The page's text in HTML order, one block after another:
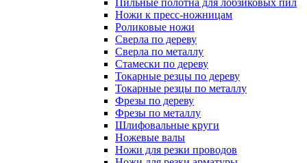
Пильные полотна для лобзиковых пил
Ножи к пресс-ножницам
Роликовые ножи
Сверла по дереву
Сверла по металлу
Стамески по дереву
Токарные резцы по дереву
Токарные резцы по металлу
Фрезы по дереву
Фрезы по металлу
Шлифовальные круги
Ножевые валы
Ножи для резки проводов